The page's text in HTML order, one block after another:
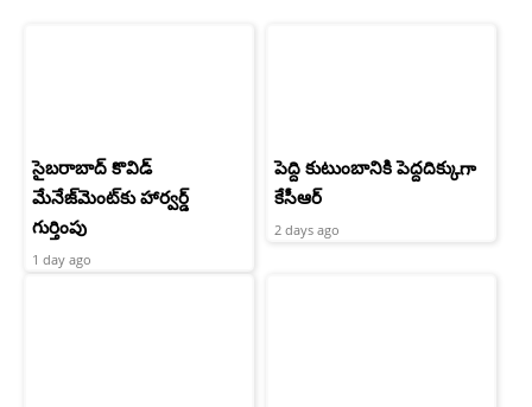
సైబరాబాద్‌ కొవిడ్‌
మేనేజ్‌మెంట్‌కు హార్వర్డ్‌
గుర్తింపు
1 day ago
పెద్ది కుటుంబానికి పెద్దదిక్కుగా
కేసీఆర్
2 days ago